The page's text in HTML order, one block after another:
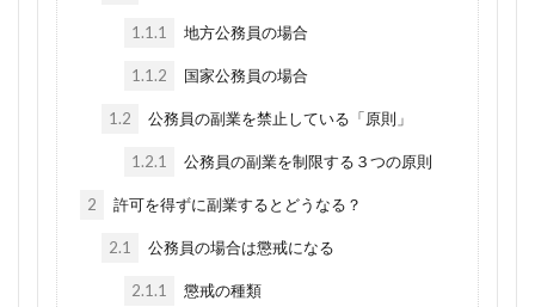
1.1.1 地方公務員の場合
1.1.2 国家公務員の場合
1.2 公務員の副業を禁止している「原則」
1.2.1 公務員の副業を制限する３つの原則
2 許可を得ずに副業するとどうなる？
2.1 公務員の場合は懲戒になる
2.1.1 懲戒の種類